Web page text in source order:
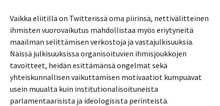
Vaikka eliitillä on Twitterissä oma piirinsä, nettivälitteinen
ihmisten vuorovaikutus mahdollistaa myös eriytyneitä
maailman selittämisen verkostoja ja vastajulkisuuksia.
Näissä julkisuuksissa organisoituvien ihmisjoukkojen
tavoitteet, heidän esittämänsä ongelmat sekä
yhteiskunnallisen vaikuttamisen motivaatiot kumpuavat
usein muualta kuin institutionalisoituneista
parlamentaarisista ja ideologisista perinteistä.